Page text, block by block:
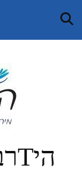
היTרבות – HiTarbut